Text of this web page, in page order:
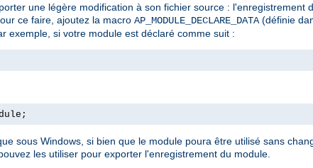
une légère modification à son fichier source : l'enregistrement
ce faire, ajoutez la macro AP_MODULE_DECLARE_DATA (définie
exemple, si votre module est déclaré comme suit :
sous Windows, si bien que le module poura être utilisé sans
pouvez les utiliser pour exporter l'enregistrement du module.